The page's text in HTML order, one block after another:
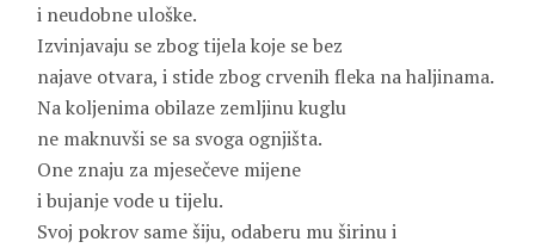
i neudobne uloške.
Izvinjavaju se zbog tijela koje se bez
najave otvara, i stide zbog crvenih fleka na haljinama.
Na koljenima obilaze zemljinu kuglu
ne maknuvši se sa svoga ognjišta.
One znaju za mjesečeve mijene
i bujanje vode u tijelu.
Svoj pokrov same šiju, odaberu mu širinu i